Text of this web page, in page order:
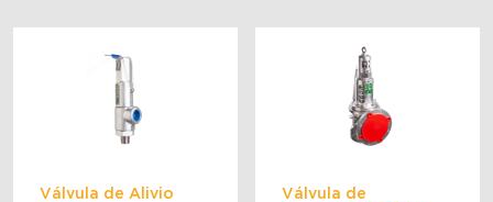
Válvula de Alivio
Válvula de